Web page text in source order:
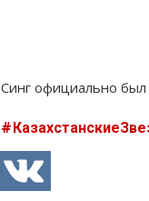
Синг официально